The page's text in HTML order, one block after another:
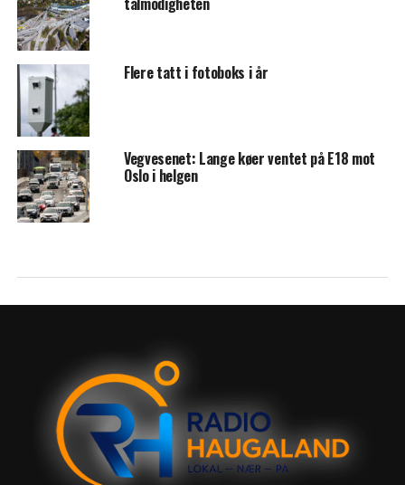
Flere tatt i fotoboks i år
Vegvesenet: Lange køer ventet på E18 mot
Oslo i helgen